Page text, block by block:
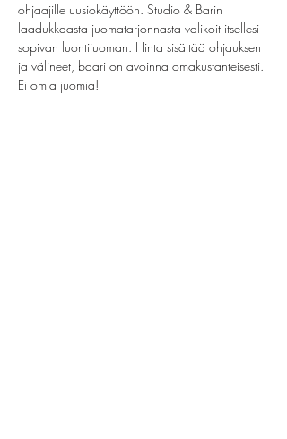
ohjaajille uusiokäyttöön. Studio & Barin
laadukkaasta juomatarjonnasta valikoit itsellesi
sopivan luontijuoman. Hinta sisältää ohjauksen
ja välineet, baari on avoinna omakustanteisesti.
Ei omia juomia!